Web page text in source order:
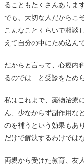
ることもたくさんあります
でも、大切な人だからこ
こんなことくらいで相談
えて自分の中にため込ん
だからと言って、心療内
るのでは…と受診をため
私はこれまで、薬物治療
ん、少なからず副作用な
のを補うという効果もあ
だけで解決するわけでは
両親から受けた教育、友